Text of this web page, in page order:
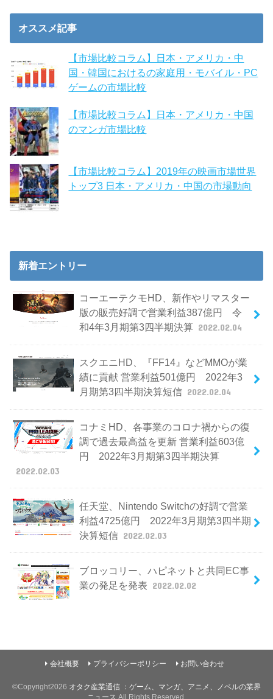
オススメ記事
【市場比較コラム】日本・アメリカ・中
国・韓国におけるの家庭用・モバイル・PC
ゲームの市場比較
【市場比較コラム】日本・アメリカ・中国
のマンガ市場比較
【市場比較コラム】2019年の映画市場世界
トップ3 日本・アメリカ・中国の市場動向
新着エントリー
コーエーテクモHD、新作やリマスター
版の販売好調で営業利益387億円 令
和4年3月期第3四半期決算 2022.02.04
スクエニHD、『FF14』などMMOが業
績に貢献 営業利益501億円 2022年3
月期第3四半期決算短信 2022.02.04
コナミHD、各事業のコロナ禍からの復
調で過去最高益を更新 営業利益603億
円 2022年3月期第3四半期決算
2022.02.03
任天堂、Nintendo Switchの好調で営業
利益4725億円 2022年3月期第3四半期
決算短信 2022.02.03
ブロッコリー、ハピネットと共同EC事
業の発足を発表 2022.02.02
会社概要 プライバシーポリシー お問い合わせ
©Copyright2026 オタク産業通信 ：ゲーム、マンガ、アニメ、ノベルの業界
ニュース .All Rights Reserved.